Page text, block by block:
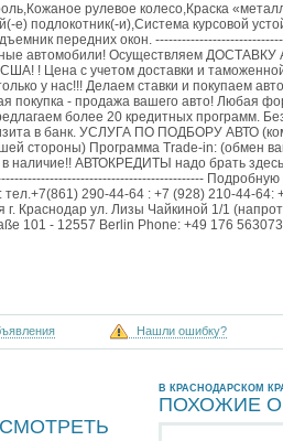
рулевое колесо,Краска
е) подлокотник(-и),Система курсовой
передних окон.
автомобили! Осуществляем
! Цена с учетом доставки и
у нас!!! Делаем ставки и покупаем
покупка - продажа вашего авто!
более 20 кредитных программ.
в банк. УСЛУГА ПО ПОДБОРУ
стороны) Программа Trade-in: (обмен
наличие!! АВТОКРЕДИТЫ надо брать
тел.+7(861) 290-44-64 : +7 (928) 210-44-
г. Краснодар ул. Лизы Чайкиной 1/1
Нашли ошибку?
В КРАСНОДАРСКОМ
ПОХОЖИЕ